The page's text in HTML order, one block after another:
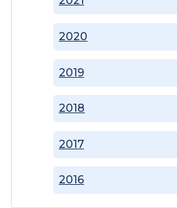
2016
2017
2018
2019
2020